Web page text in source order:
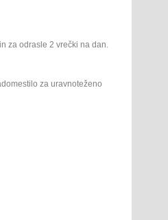
za odrasle 2 vrečki na dan.
za uravnoteženo